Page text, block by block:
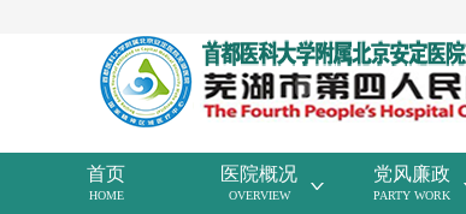
首页
HOME
医院概况
OVERVIEW
党风廉政
PARTY WORK